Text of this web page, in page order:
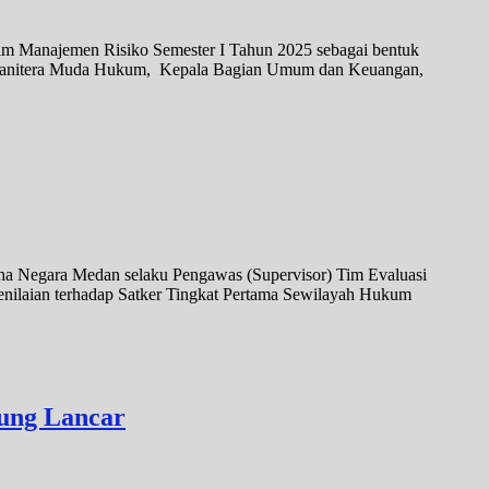
Risiko Semester I Tahun 2025 sebagai bentuk
Muda Hukum, Kepala Bagian Umum dan Keuangan,
Medan selaku Pengawas (Supervisor) Tim Evaluasi
terhadap Satker Tingkat Pertama Sewilayah Hukum
Lancar